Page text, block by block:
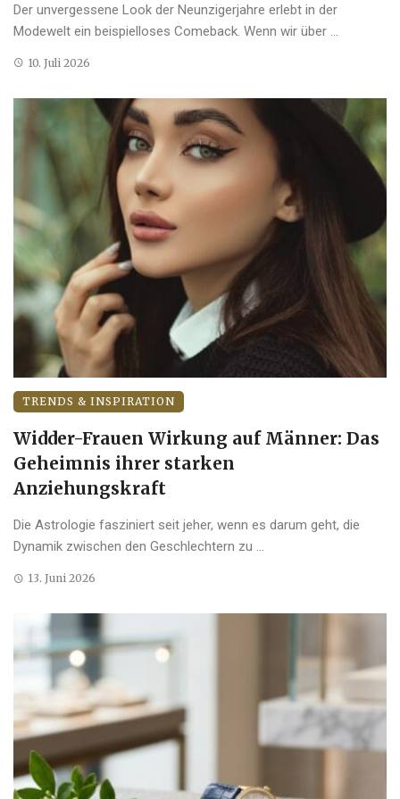
Der unvergessene Look der Neunzigerjahre erlebt in der
Modewelt ein beispielloses Comeback. Wenn wir über ...
10. Juli 2026
TRENDS & INSPIRATION
Widder-Frauen Wirkung auf Männer: Das
Geheimnis ihrer starken
Anziehungskraft
Die Astrologie fasziniert seit jeher, wenn es darum geht, die
Dynamik zwischen den Geschlechtern zu ...
13. Juni 2026